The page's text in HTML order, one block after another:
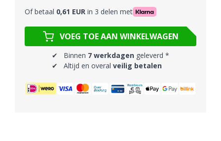
Of betaal 0,61 EUR in 3 delen met
VOEG TOE AAN WINKELWAGEN
✔ Binnen 7 werkdagen geleverd *
✔ Altijd en overal veilig betalen